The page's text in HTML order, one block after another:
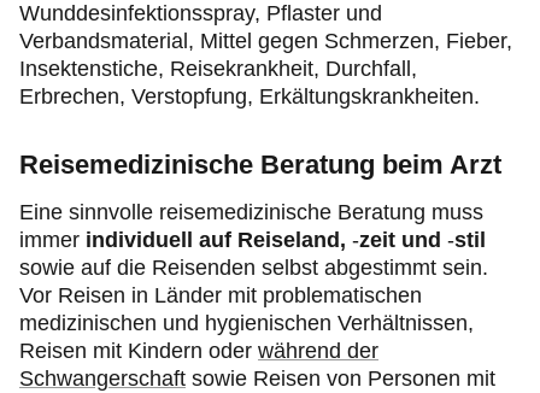
Wunddesinfektionsspray, Pflaster und
Verbandsmaterial, Mittel gegen Schmerzen, Fieber,
Insektenstiche, Reisekrankheit, Durchfall,
Erbrechen, Verstopfung, Erkältungskrankheiten.
Reisemedizinische Beratung beim Arzt
Eine sinnvolle reisemedizinische Beratung muss
immer individuell auf Reiseland, -zeit und -stil
sowie auf die Reisenden selbst abgestimmt sein.
Vor Reisen in Länder mit problematischen
medizinischen und hygienischen Verhältnissen,
Reisen mit Kindern oder während der
Schwangerschaft sowie Reisen von Personen mit